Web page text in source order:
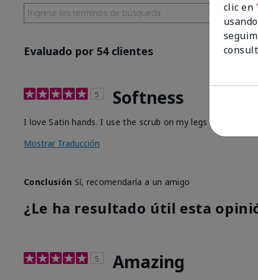
Evaluado por 54 clientes
5 Softness
I love Satin hands. I use the scrub on my legs before I
Mostrar Traducción
Conclusión Sí, recomendaría a un amigo
¿Le ha resultado útil esta
5 Amazing
clic en